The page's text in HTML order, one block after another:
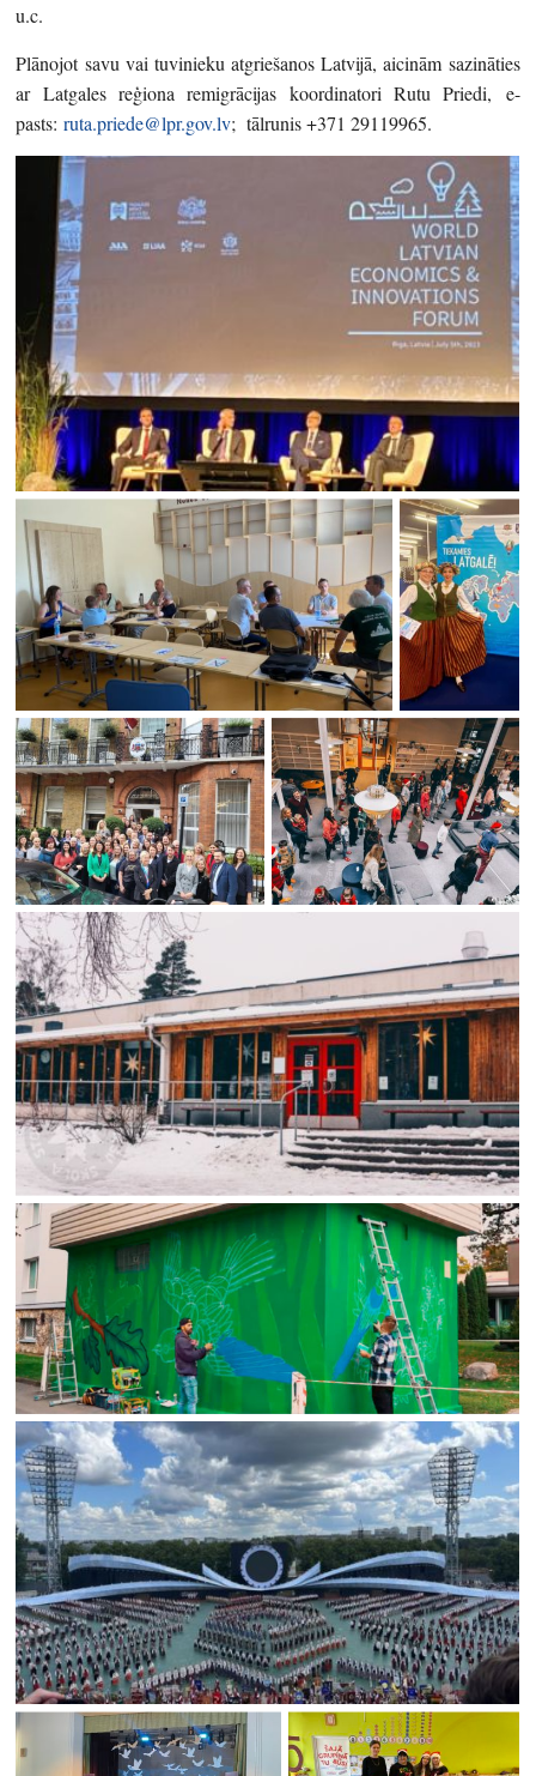
u.c.
Plānojot savu vai tuvinieku atgriešanos Latvijā, aicinām sazināties
ar Latgales reģiona remigrācijas koordinatori Rutu Priedi, e-
pasts:ruta.priede@lpr.gov.lv; tālrunis +371 29119965.